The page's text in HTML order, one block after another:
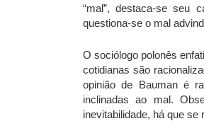
“mal”, destaca-se seu
questiona-se o mal
O sociólogo polonês
cotidianas são
opinião de Bauman é
inclinadas ao mal.
inevitabilidade, há que